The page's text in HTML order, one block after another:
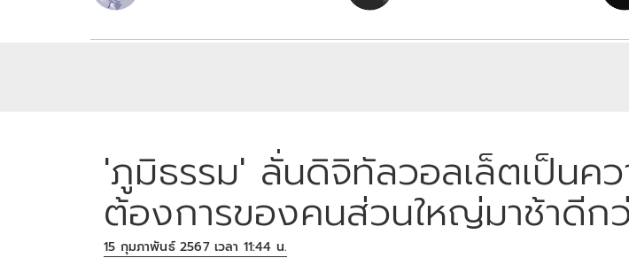
'ภูมิธรรม' ลั่นดิจิทัลวอลเล็ตเป็นค
ต้องการของคนส่วนใหญ่มาช้าดีกว่
15 กุมภาพันธ์ 2567 เวลา 11:44 น.